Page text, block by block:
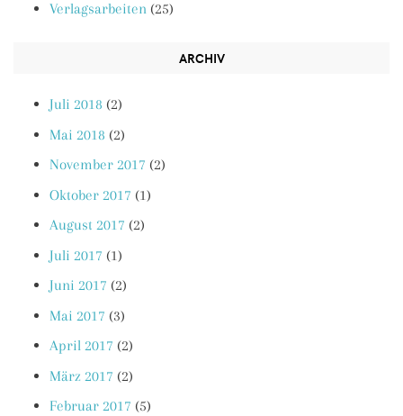
Verlagsarbeiten (25)
ARCHIV
Juli 2018 (2)
Mai 2018 (2)
November 2017 (2)
Oktober 2017 (1)
August 2017 (2)
Juli 2017 (1)
Juni 2017 (2)
Mai 2017 (3)
April 2017 (2)
März 2017 (2)
Februar 2017 (5)